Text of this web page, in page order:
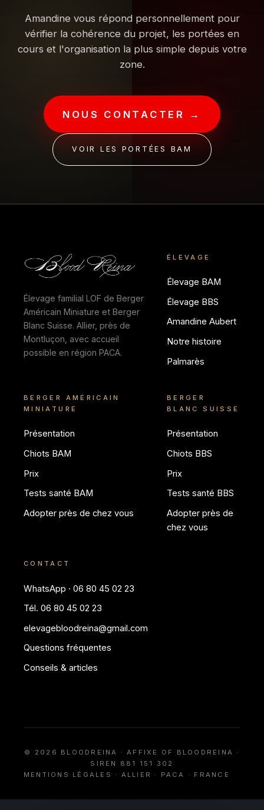
Amandine vous répond personnellement pour
vérifier la cohérence du projet, les portées en
cours et l'organisation la plus simple depuis votre
zone.
NOUS CONTACTER →
VOIR LES PORTÉES BAM
Élevage familial LOF de Berger
Américain Miniature et Berger
Blanc Suisse. Allier, près de
Montluçon, avec accueil
possible en région PACA.
ÉLEVAGE
Élevage BAM
Élevage BBS
Amandine Aubert
Notre histoire
Palmarès
BERGER AMÉRICAIN
MINIATURE
Présentation
Chiots BAM
Prix
Tests santé BAM
Adopter près de chez vous
BERGER
BLANC SUISSE
Présentation
Chiots BBS
Prix
Tests santé BBS
Adopter près de
chez vous
CONTACT
WhatsApp · 06 80 45 02 23
Tél. 06 80 45 02 23
elevagebloodreina@gmail.com
Questions fréquentes
Conseils & articles
© 2026 BLOODREINA · AFFIXE OF BLOODREINA ·
SIREN 881 151 302
MENTIONS LÉGALES
· ALLIER · PACA · FRANCE